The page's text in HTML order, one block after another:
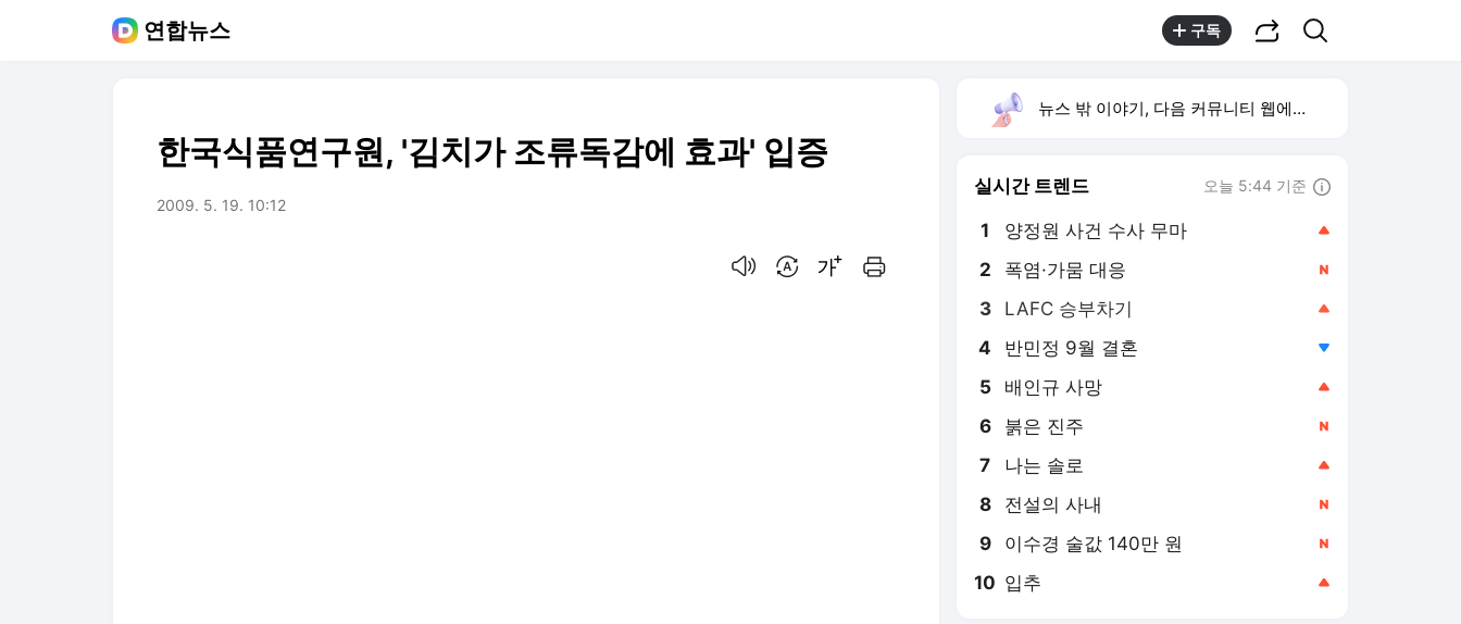
연합뉴스 구독
한국식품연구원, '김치가 조류독감에 효과' 입증
2009. 5. 19. 10:12
뉴스 밖 이야기, 다음 커뮤니티 웹에서 보기
실시간 트렌드 오늘 5:44 기준
1 양정원 사건 수사 무마
2 폭염·가뭄 대응
3 LAFC 승부차기
4 반민정 9월 결혼
5 배인규 사망
6 붉은 진주
7 나는 솔로
8 전설의 사내
9 이수경 술값 140만 원
10 입추